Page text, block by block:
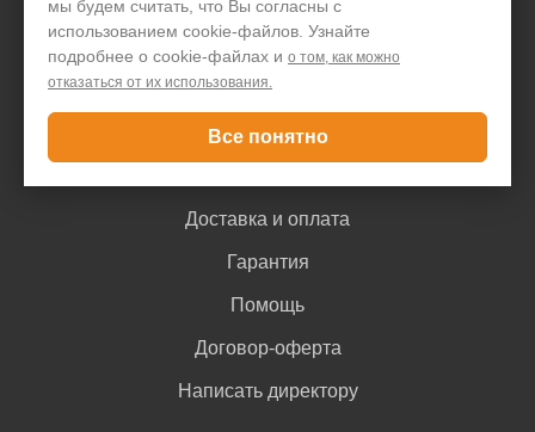
мы будем считать, что Вы согласны с
использованием cookie-файлов. Узнайте
подробнее о cookie-файлах и о том, как можно
отказаться от их использования.
Все понятно
Блог
Контакты
Покупателю
Доставка и оплата
Гарантия
Помощь
Договор-оферта
Написать директору